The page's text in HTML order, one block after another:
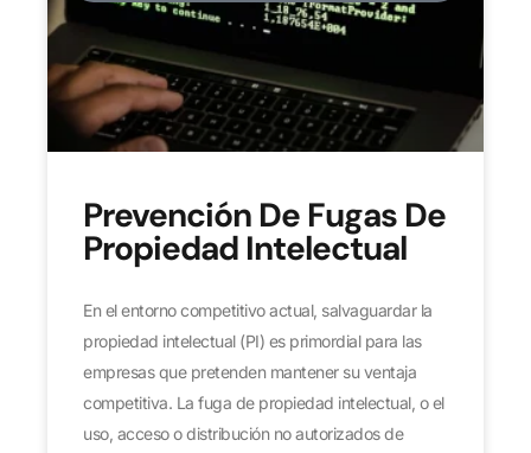
Prevención De Fugas De
Propiedad Intelectual
En el entorno competitivo actual, salvaguardar la
propiedad intelectual (PI) es primordial para las
empresas que pretenden mantener su ventaja
competitiva. La fuga de propiedad intelectual, o el
uso, acceso o distribución no autorizados de